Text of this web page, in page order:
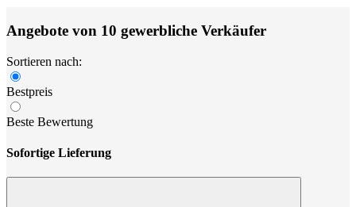
Angebote von 10 gewerbliche Verkäufer
Sortieren nach:
Bestpreis
Beste Bewertung
Sofortige Lieferung